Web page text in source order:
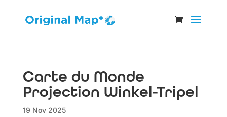
Carte du Monde
Projection Winkel-Tripel
19 Nov 2025